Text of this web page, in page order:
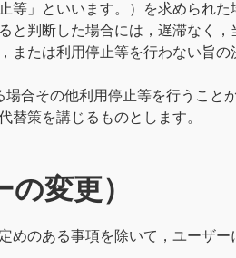
」といいます。）を求められた
判断した場合には，遅滞なく，
または利用停止等を行わない旨
合その他利用停止等を行うこと
替策を講じるものとします。
変更）
めのある事項を除いて，ユーザ